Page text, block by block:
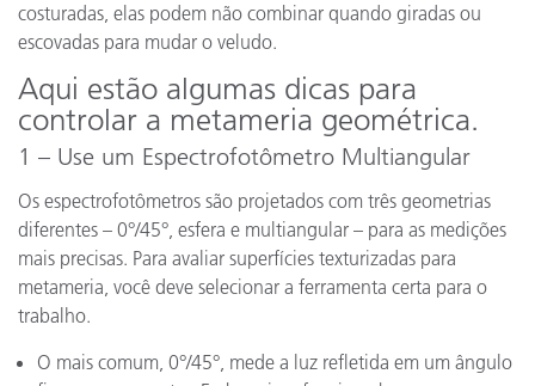
costuradas, elas podem não combinar quando giradas ou
escovadas para mudar o veludo.
Aqui estão algumas dicas para
controlar a metameria geométrica.
1 – Use um Espectrofotômetro Multiangular
Os espectrofotômetros são projetados com três geometrias
diferentes – 0°/45°, esfera e multiangular – para as medições
mais precisas. Para avaliar superfícies texturizadas para
metameria, você deve selecionar a ferramenta certa para o
trabalho.
O mais comum, 0°/45°, mede a luz refletida em um ângulo